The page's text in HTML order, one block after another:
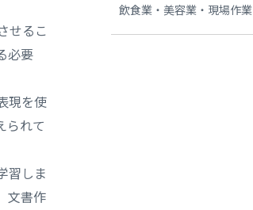
せるこ
必要
現を使
られて
習しま
文書作
飲食業・美容業・現場作業